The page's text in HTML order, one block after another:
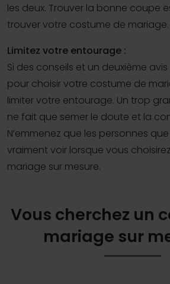
les deux. Trouver la bonne coupe
trouver votre costume de mariage.
Limitez votre entourage :
Si des conseils et un deuxième
pour choisir votre costume de
limiter votre entourage. Un trop
ne fait que semer le doute et la
N’emmenez que les personnes
vraiment voir lorsque vous
mariage sur mesure.
Vous cherchez un
mariage sur